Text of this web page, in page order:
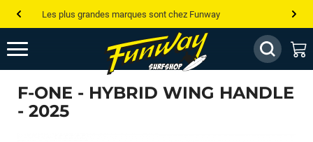
Les plus grandes marques sont chez Funway
Jusqu’à -75% de remise sur le windsurf, wingfoil, etc...
💰 Meilleur prix garanti — Moins cher ailleurs ? On s’aligne !
Besoin de conseils de pro ? Appelle nous !
F-ONE - HYBRID WING HANDLE
- 2025